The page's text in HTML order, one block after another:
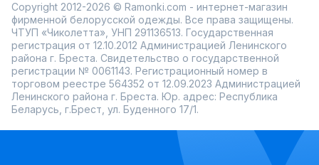
Copyright 2012-2026 © Ramonki.com - интернет-магазин
фирменной белорусской одежды. Все права защищены.
ЧТУП «Чиколетта», УНП 291136513. Государственная
регистрация от 12.10.2012 Администрацией Ленинского
района г. Бреста. Свидетельство о государственной
регистрации № 0061143. Регистрационный номер в
торговом реестре 564352 от 12.09.2023 Администрацией
Ленинского района г. Бреста. Юр. адрес: Республика
Беларусь, г.Брест, ул. Буденного 17/1.